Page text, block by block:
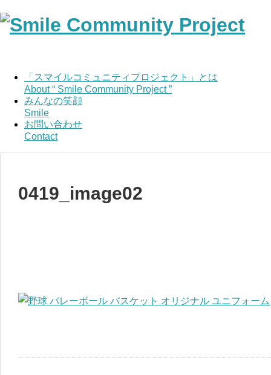
「スマイルコミュニティプロジェクト」とは
About “ Smile Community Project ”
みんなの笑顔
Smile
お問い合わせ
Contact
0419_image02